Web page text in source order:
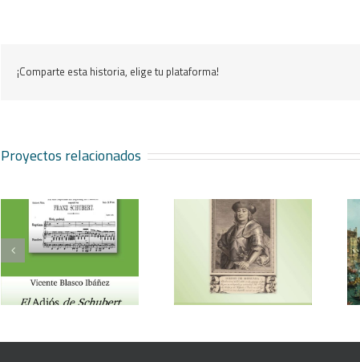
¡Comparte esta historia, elige tu plataforma!
Proyectos relacionados
Vicente Blasco Ibáñez,
Hugo de Moncada
Aventura veneciana y
otros cuentos